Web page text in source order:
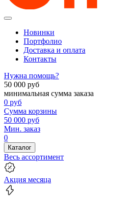
Новинки
Портфолио
Доставка и оплата
Контакты
Нужна помощь?
50 000 руб
минимальная сумма заказа
0 руб
Сумма корзины
50 000 руб
Мин. заказ
0
Каталог
Весь ассортимент
Акция месяца